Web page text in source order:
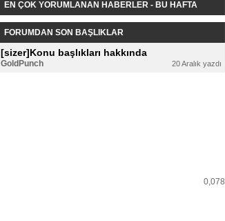
EN ÇOK YORUMLANAN HABERLER - BU HAFTA
FORUMDAN SON BAŞLIKLAR
[sizer]Konu başlıkları hakkında
GoldPunch 20 Aralık yazdı
0,078